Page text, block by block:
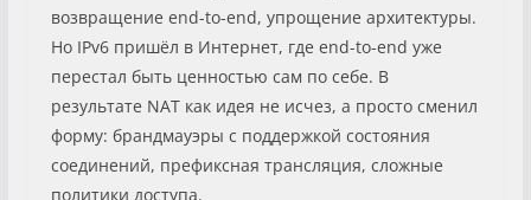
возвращение end-to-end, упрощение архитектуры.
Но IPv6 пришёл в Интернет, где end-to-end уже
перестал быть ценностью сам по себе. В
результате NAT как идея не исчез, а просто сменил
форму: брандмауэры с поддержкой состояния
соединений, префиксная трансляция, сложные
политики доступа.